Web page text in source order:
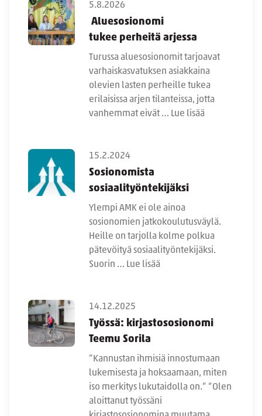
5.8.2026
Aluesosionomi
tukee perheitä arjessa
Turussa aluesosionomit tarjoavat
varhaiskasvatuksen asiakkaina
olevien lasten perheille tukea
erilaisissa arjen tilanteissa, jotta
vanhemmat eivät … Lue lisää
15.2.2024
Sosionomista
sosiaalityöntekijäksi
Ylempi AMK ei ole ainoa
sosionomien jatkokoulutusväylä.
Heille on tarjolla kolme polkua
pätevöityä sosiaalityöntekijäksi.
Suorin … Lue lisää
14.12.2025
Työssä: kirjastososionomi
Teemu Sorila
”Kannustan ihmisiä innostumaan
lukemisesta ja hoksaamaan, miten
iso merkitys lukutaidolla on.” ”Olen
aloittanut työssäni